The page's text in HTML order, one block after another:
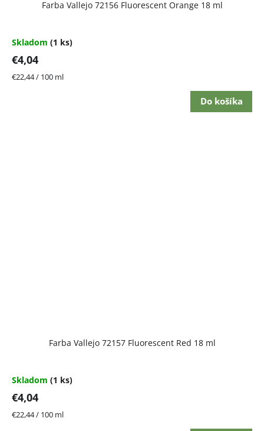
Farba Vallejo 72156 Fluorescent Orange 18 ml
Skladom (1 ks)
€4,04
Jednotková
€22,44 / 100 ml
Do košíka
Farba Vallejo 72157 Fluorescent Red 18 ml
Skladom (1 ks)
€4,04
Jednotková
€22,44 / 100 ml